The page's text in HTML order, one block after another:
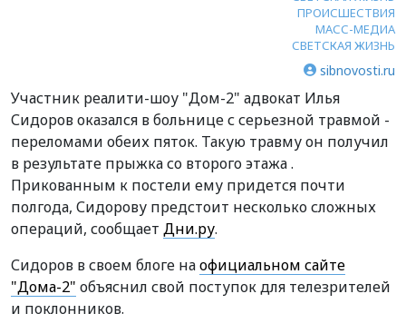
ПРОИСШЕСТВИЯ
МАСС-МЕДИА
СВЕТСКАЯ ЖИЗНЬ
sibnovosti.ru
Участник реалити-шоу "Дом-2" адвокат Илья
Сидоров оказался в больнице с серьезной травмой -
переломами обеих пяток. Такую травму он получил
в результате прыжка со второго этажа .
Прикованным к постели ему придется почти
полгода, Сидорову предстоит несколько сложных
операций, сообщает Дни.ру.
Сидоров в своем блоге наофициальном сайте
"Дома-2" объяснил свой поступок для телезрителей
и поклонников.